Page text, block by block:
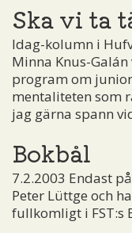
Ska vi ta
Idag-kolumn i
Minna Knus-
program om
mentaliteten som
jag gärna spann
Bokbål
7.2.2003 Endast
Peter Lüttge och
fullkomligt i FST:s